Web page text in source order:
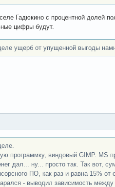
Гадюкино с процентной долей
цифры будут.
ущерб от упущенной выгоды
программку, виндовый GIMP. MS
дал... ну... просто так. Так вот,
ПО, как раз и равна 15% от
- выводил зависимость между